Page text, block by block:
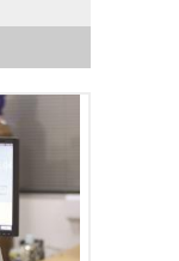
各种样
用于质
仪进行
出结果，
。核磁共
非仅由物